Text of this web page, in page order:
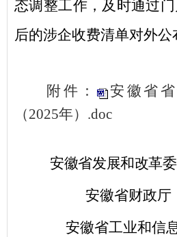
态调整工作，及时通过
后的涉企收费清单对外公
附件：
安徽省
（2025年）.doc
安徽省发展
安徽
安徽省工